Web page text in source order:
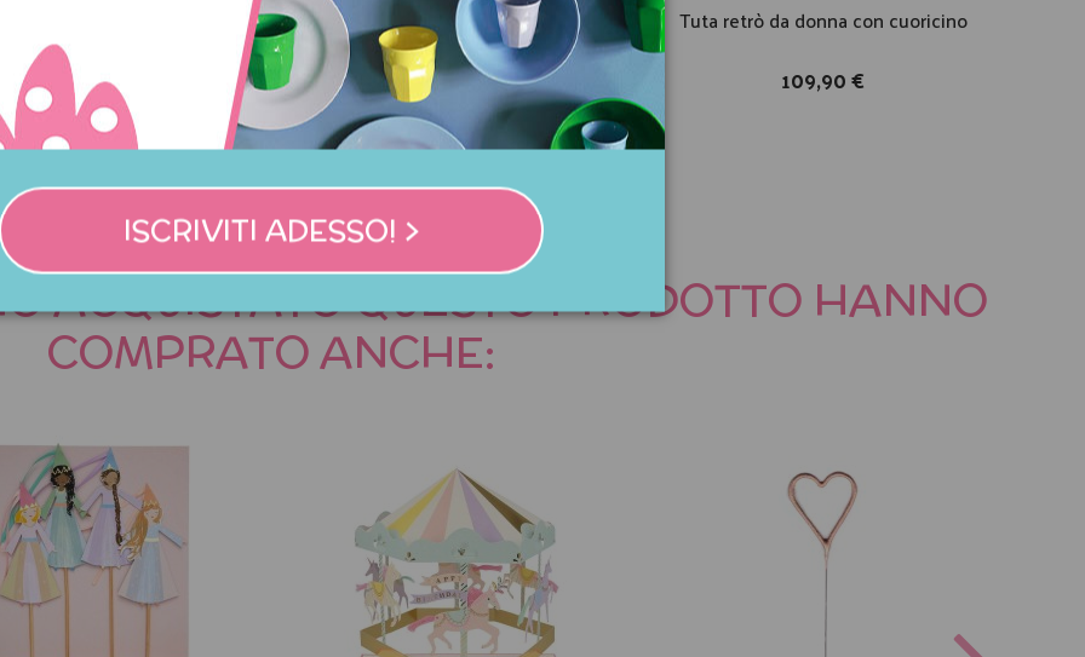
89,90 €
Borsa termica con stampa a
cuoricini
24,95 €
Tuta retrò da donna con cuoricino
109,90 €
ACQUISTATO QUESTO PRODOTTO HANNO
COMPRATO ANCHE:
ISCRIVITI ADESSO! >